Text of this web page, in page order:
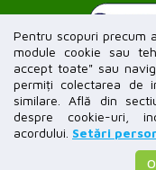
Copyright © 2026
Pentru scopuri precum
module cookie sau
accept toate" sau
permiți colectarea de
similare. Află din
despre cookie-uri,
acordului. Setări